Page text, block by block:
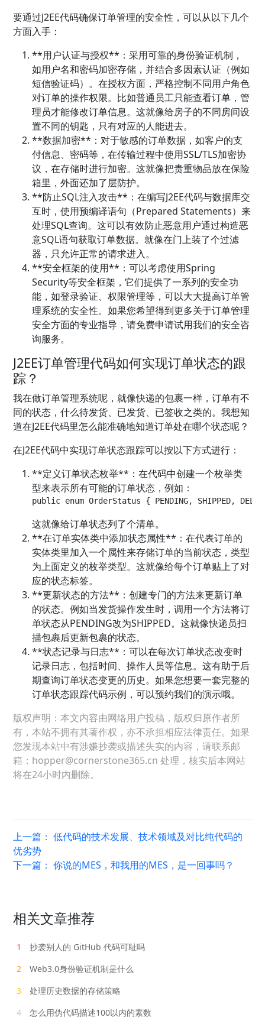
要通过J2EE代码确保订单管理的安全性，可以从以下几个
方面入手：
**用户认证与授权**：采用可靠的身份验证机制，
如用户名和密码加密存储，并结合多因素认证（例如
短信验证码）。在授权方面，严格控制不同用户角色
对订单的操作权限。比如普通员工只能查看订单，管
理员才能修改订单信息。这就像给房子的不同房间设
置不同的钥匙，只有对应的人能进去。
**数据加密**：对于敏感的订单数据，如客户的支
付信息、密码等，在传输过程中使用SSL/TLS加密协
议，在存储时进行加密。这就像把贵重物品放在保险
箱里，外面还加了层防护。
**防止SQL注入攻击**：在编写J2EE代码与数据库交
互时，使用预编译语句（Prepared Statements）来
处理SQL查询。这可以有效防止恶意用户通过构造恶
意SQL语句获取订单数据。就像在门上装了个过滤
器，只允许正常的请求进入。
**安全框架的使用**：可以考虑使用Spring
Security等安全框架，它们提供了一系列的安全功
能，如登录验证、权限管理等，可以大大提高订单管
理系统的安全性。如果您希望得到更多关于订单管理
安全方面的专业指导，请免费申请试用我们的安全咨
询服务。
J2EE订单管理代码如何实现订单状态的跟
踪？
我在做订单管理系统呢，就像快递的包裹一样，订单有不
同的状态，什么待发货、已发货、已签收之类的。我想知
道在J2EE代码里怎么能准确地知道订单处在哪个状态呢？
在J2EE代码中实现订单状态跟踪可以按以下方式进行：
**定义订单状态枚举**：在代码中创建一个枚举类
型来表示所有可能的订单状态，例如：
public enum OrderStatus { PENDING, SHIPPED,
这就像给订单状态列了个清单。
**在订单实体类中添加状态属性**：在代表订单的
实体类里加入一个属性来存储订单的当前状态，类型
为上面定义的枚举类型。这就像给每个订单贴上了对
应的状态标签。
**更新状态的方法**：创建专门的方法来更新订单
的状态。例如当发货操作发生时，调用一个方法将订
单状态从PENDING改为SHIPPED。这就像快递员扫
描包裹后更新包裹的状态。
**状态记录与日志**：可以在每次订单状态改变时
记录日志，包括时间、操作人员等信息。这有助于后
期查询订单状态变更的历史。如果您想要一套完整的
订单状态跟踪代码示例，可以预约我们的演示哦。
版权声明：本文内容由网络用户投稿，版权归原作者所
有，本站不拥有其著作权，亦不承担相应法律责任。如果
您发现本站中有涉嫌抄袭或描述失实的内容，请联系邮
箱：hopper@cornerstone365.cn 处理，核实后本网站
将在24小时内删除。
上一篇：低代码的技术发展、技术领域及对比纯代码的
优劣势
下一篇：你说的MES，和我用的MES，是一回事吗？
相关文章推荐
1
抄袭别人的 GitHub 代码可耻吗
2
Web3.0身份验证机制是什么
3
处理历史数据的存储策略
4
怎么用伪代码描述100以内的素数